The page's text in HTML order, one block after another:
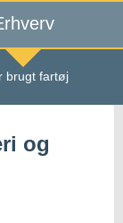
brugt fartøj
og